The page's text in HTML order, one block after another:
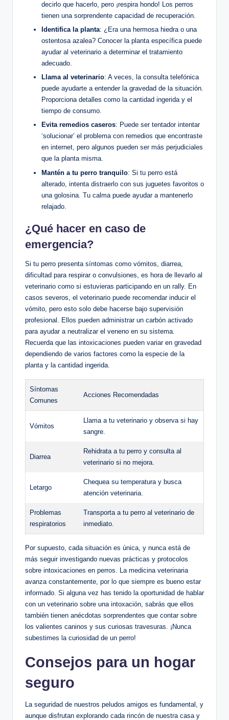
decirlo que hacerlo, pero ¡respira hondo! ⁣Los perros
tienen una ⁣sorprendente capacidad de ‍recuperación.
Identifica la planta:​ ¿Era ‍una hermosa hiedra ⁤o‌ una
ostentosa⁤ azalea? Conocer la ⁤planta específica ⁣puede
ayudar ‌al ‌veterinario‌ a determinar el ‌tratamiento‌
adecuado.
Llama al veterinario: A veces, ‌la‍ consulta telefónica
puede⁤ ayudarte a entender la gravedad de ‍la ⁤situación.
⁤Proporciona ⁣detalles como la cantidad ingerida y el
tiempo de ⁢consumo.
Evita remedios caseros: Puede ser tentador​ intentar⁢
‘solucionar’ el problema con remedios ⁤que encontraste
en internet, ⁤pero algunos⁤ pueden ser más‌ perjudiciales
que la planta misma.
Mantén a tu perro tranquilo: Si tu perro está‌
alterado,⁢ intenta⁤ distraerlo con‍ sus juguetes favoritos o
una ⁤golosina.‍ Tu calma puede ‌ayudar a ⁣mantenerlo
relajado.
¿Qué ⁢hacer en caso de
emergencia?
Si tu⁢ perro presenta síntomas ⁤como vómitos, ‌diarrea,⁤
dificultad⁤ para ​respirar o convulsiones, es hora de‌ llevarlo ⁢al
‌veterinario como si estuvieras participando en un⁤ rally. En
casos⁤ severos, el‍ veterinario puede recomendar inducir el
⁢vómito, pero ⁢esto solo debe hacerse bajo supervisión
profesional.⁣ Ellos ⁢pueden administrar un carbón activado
para ⁢ayudar a neutralizar el veneno ‌en su ⁢sistema.
⁢Recuerda que las intoxicaciones⁣ pueden variar en ​gravedad‍
dependiendo de varios⁤ factores como⁤ la especie de la
planta y la cantidad ​ingerida.
Síntomas
Comunes
Acciones‍ Recomendadas
Vómitos
Llama⁤ a tu veterinario y observa si hay
sangre.
Diarrea
Rehidrata ⁤a⁤ tu perro y consulta al
veterinario si no mejora.
Letargo
Chequea‍ su temperatura y busca‍
atención veterinaria.
Problemas​
respiratorios
Transporta a tu perro‌ al veterinario de
inmediato.
Por supuesto, ​cada situación⁤ es única, y nunca ⁣está de
más seguir investigando nuevas prácticas y​ protocolos
sobre intoxicaciones en perros. La medicina veterinaria‌
avanza constantemente, ‍por lo que ⁣siempre es bueno estar
informado.‍ Si alguna vez has tenido la oportunidad de hablar
‍con un veterinario sobre una ​intoxación, sabrás​ que ellos
⁤también tienen anécdotas sorprendentes que contar sobre
los valientes ​caninos y⁢ sus​ curiosas travesuras. ¡Nunca
subestimes la curiosidad de un perro!
Consejos para‌ un hogar
seguro
La seguridad de nuestros peludos amigos es fundamental, y
aunque ⁤disfrutan explorando cada⁤ rincón⁤ de nuestra casa​ y